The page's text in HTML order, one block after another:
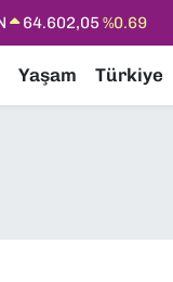
47,6006%0.06
64,2398%0.2
Yaşam Türkiye